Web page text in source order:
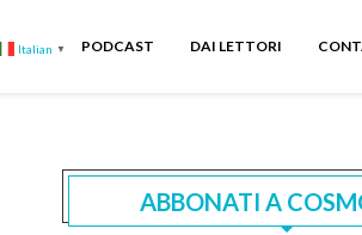
Italian ▼ PODCAST DAI LETTORI
ABBONATI A